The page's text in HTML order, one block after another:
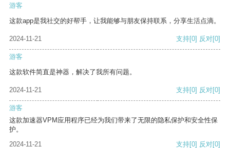
游客
这款app是我社交的好帮手，让我能够与朋友保持联系，分享生活点滴。
2024-11-21 支持[0] 反对[0]
游客
这款软件简直是神器，解决了我所有问题。
2024-11-21 支持[0] 反对[0]
游客
这款加速器VPM应用程序已经为我们带来了无限的隐私保护和安全性保
护。
2024-11-21
支持[0] 反对[0]